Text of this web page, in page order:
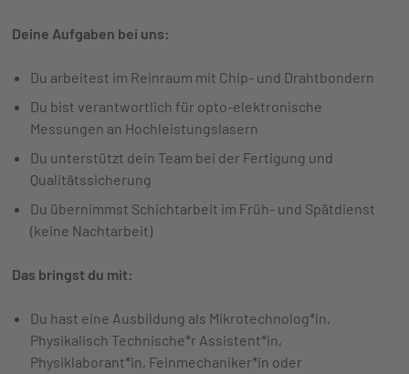
Deine Aufgaben bei uns:
Du arbeitest im Reinraum mit Chip- und Drahtbondern
Du bist verantwortlich für opto-elektronische
Messungen an Hochleistungslasern
Du unterstützt dein Team bei der Fertigung und
Qualitätssicherung
Du übernimmst Schichtarbeit im Früh- und Spätdienst
(keine Nachtarbeit)
Das bringst du mit:
Du hast eine Ausbildung als Mikrotechnolog*in,
Physikalisch Technische*r Assistent*in,
Physiklaborant*in, Feinmechaniker*in oder